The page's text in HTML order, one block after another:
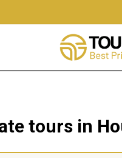
tours in